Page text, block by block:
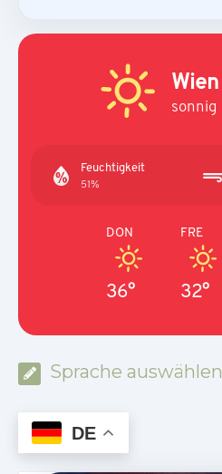
Wien
sonnig
Feuchtigkeit
51%
DON
36°
FRE
32°
Sprache auswählen
DE